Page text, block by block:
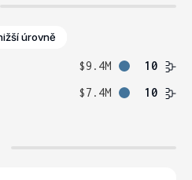
úrovně
$9.4M
10
$7.4M 10